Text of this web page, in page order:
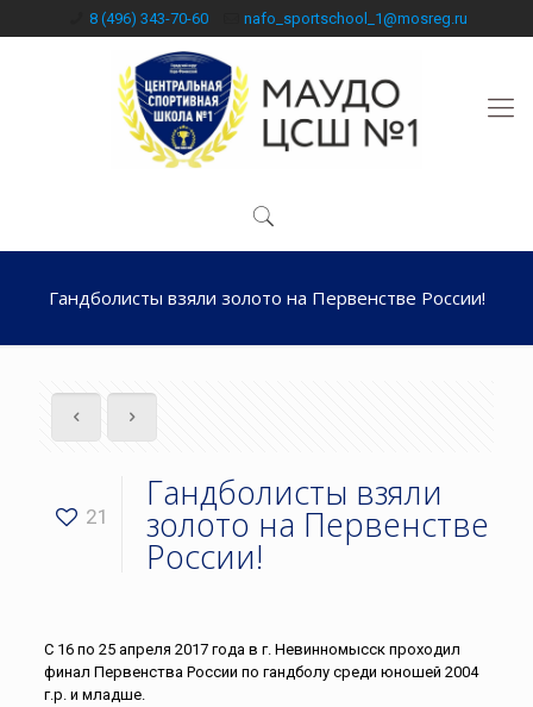
8 (496) 343-70-60 nafo_sportschool_1@mosreg.ru
Гандболисты взяли золото на Первенстве России!
21
Гандболисты взяли
золото на Первенстве
России!
С 16 по 25 апреля 2017 года в г. Невинномысск проходил
финал Первенства России по гандболу среди юношей 2004
г.р. и младше.